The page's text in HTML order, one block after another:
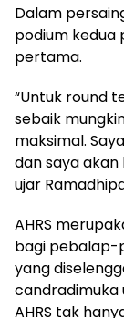
Dalam
podium kedua
pertama.
“Untuk round
sebaik
maksimal.
dan saya
ujar
AHRS
bagi pebalap-
yang
AHRS tak